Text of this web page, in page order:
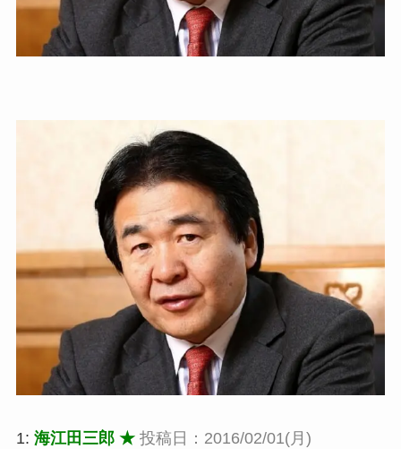
1: 海江田三郎 ★ 投稿日：2016/02/01(月)